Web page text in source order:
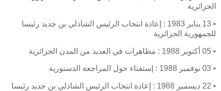
الجزائرية
• 13 يناير 1983 : إعادة انتخاب الرئيس الشاذلي بن جديد رئيسا
للجمهورية الجزائرية
• 05 أكتوبر 1988 : مظاهرات في العديد من المدن الجزائرية
• 03 نوفمبر 1988 : إستفتاء حول المراجعة الدستورية
• 22 ديسمبر 1988 : إعادة انتخاب الرئيس الشاذلي بن جديد رئيسا